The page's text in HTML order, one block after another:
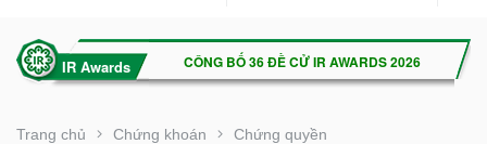
Trang chủ Chứng khoán Chứng quyền
(-)
VIETSTOCK